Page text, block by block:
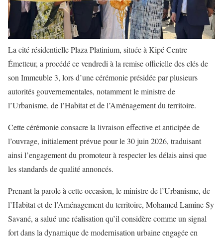
La cité résidentielle Plaza Platinium, située à Kipé Centre
Émetteur, a procédé ce vendredi à la remise officielle des clés de
son Immeuble 3, lors d’une cérémonie présidée par plusieurs
autorités gouvernementales, notamment le ministre de
l’Urbanisme, de l’Habitat et de l’Aménagement du territoire.
Cette cérémonie consacre la livraison effective et anticipée de
l’ouvrage, initialement prévue pour le 30 juin 2026, traduisant
ainsi l’engagement du promoteur à respecter les délais ainsi que
les standards de qualité annoncés.
Prenant la parole à cette occasion, le ministre de l’Urbanisme, de
l’Habitat et de l’Aménagement du territoire, Mohamed Lamine Sy
Savané, a salué une réalisation qu’il considère comme un signal
fort dans la dynamique de modernisation urbaine engagée en